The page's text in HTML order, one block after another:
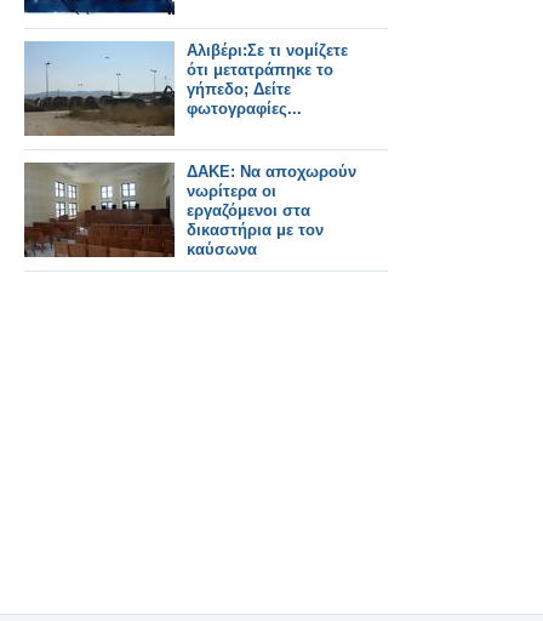
Αλιβέρι:Σε τι νομίζετε
ότι μετατράπηκε το
γήπεδο; Δείτε
φωτογραφίες...
ΔΑΚΕ: Να αποχωρούν
νωρίτερα οι
εργαζόμενοι στα
δικαστήρια με τον
καύσωνα